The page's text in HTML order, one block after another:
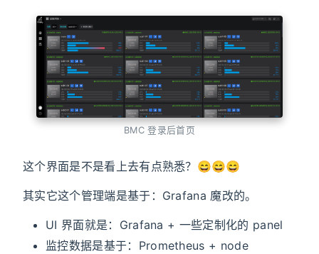
BMC 登录后首页
这个界面是不是看上去有点熟悉？😄😄😄
其实它这个管理端是基于：Grafana 魔改的。
UI 界面就是：Grafana + 一些定制化的 panel
监控数据是基于：Prometheus + node